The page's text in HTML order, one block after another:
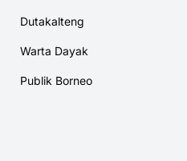
Dutakalteng
Warta Dayak
Publik Borneo